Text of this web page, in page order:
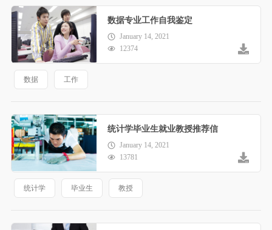
数据专业工作自我鉴定
January 14, 2021
12374
数据 工作
统计学毕业生就业教授推荐信
January 14, 2021
13781
统计学 毕业生 教授